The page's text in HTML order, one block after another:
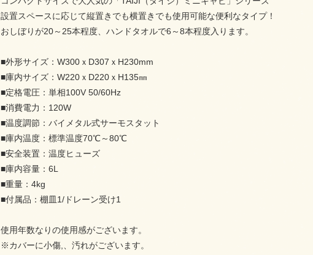
設置スペースに応じて縦置きでも横置きでも使用可能な便利なタイプ！
おしぼりが20～25本程度、ハンドタオルで6～8本程度入ります。
■外形サイズ：W300ｘD307ｘH230mm
■庫内サイズ：W220ｘD220ｘH135㎜
■定格電圧：単相100V 50/60Hz
■消費電力：120W
■温度調節：バイメタル式サーモスタット
■庫内温度：標準温度70℃～80℃
■安全装置：温度ヒューズ
■庫内容量：6L
■重量：4kg
■付属品：棚皿1/ドレーン受け1
使用年数なりの使用感がございます。
※カバーに小傷,、汚れがございます。